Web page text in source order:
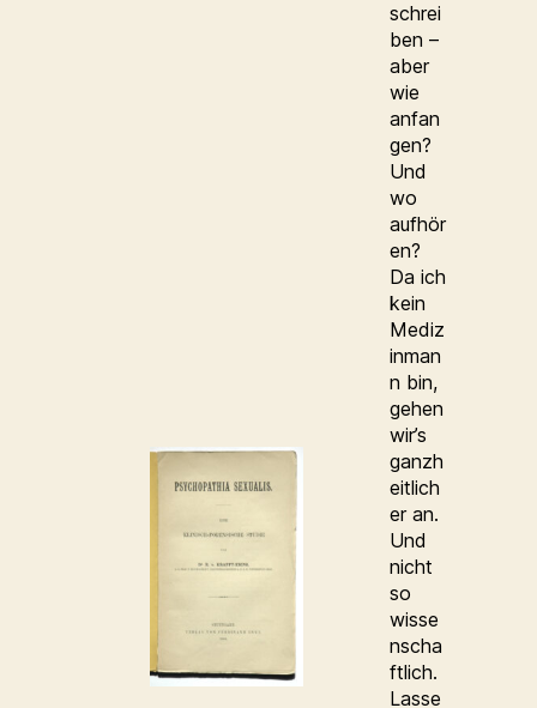
schrei
ben –
aber
wie
anfan
gen?
Und
wo
aufhör
en?
Da ich
kein
Mediz
inman
n bin,
gehen
wir’s
ganzh
eitlich
er an.
Und
nicht
so
wisse
nscha
ftlich.
Lasse